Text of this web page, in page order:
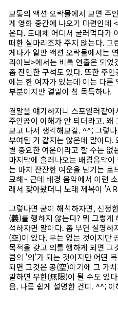
보통의 액션 오락물에서 보면 주
게 영화 중간에 나오기 마련인데
온다. 도대체 어디서 굴러먹다가
떠한 실마리조차 주지 않는다.
게다가 일반 액션 오락물에서는
라이브>에서는 비록 연출은 되
좀 잔인한 구석도 있다. 또한 주
에는 한 여자가 있는데 이는 다른
부분이지만 결말이 참 독특하다.
결말을 얘기하자니 스포일러같
주인공이 이해가 안 되더라고. 왜
보고 나서 생각해보길. ^^; 그렇
부여된 거 같지는 않은데 말이다.
별 중요한 여운이라고 할 수는 없
마지막에 흘러나오는 배경음악
는 마치 잔잔한 여운을 남기는 로
묘해~ 근데 배경 음악에서 이런
래서 찾아봤더니 노래 제목이 'A
그렇다면 굳이 해석하자면, 진정
(義)를 행하지 않는다? 뭐 그렇게
석하자면 말이다. 좀 부연 설명하
(空)이 있다. 무는 없는 것이지만
목적을 갖고 의를 행하게 되면
큼의 '의'가 되는 것이지만 어떤
되면 그것은 공(空)이기에 그 가
말하면 무한(無限)이 될 수도 있
음. 나름 쉽게 설명한 건디. ^^;